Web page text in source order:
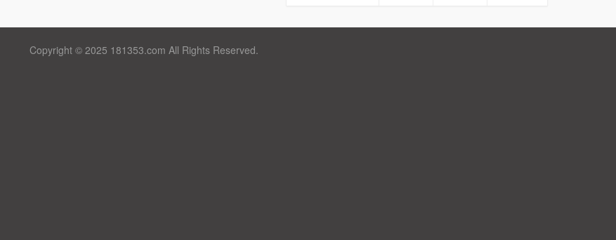
Copyright © 2025 181353.com All Rights Reserved.